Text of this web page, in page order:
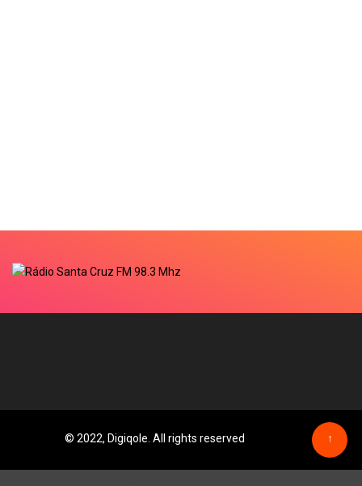
© 2022, Digiqole. All rights reserved ↑